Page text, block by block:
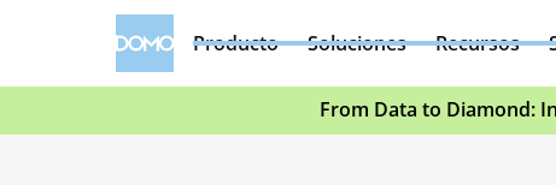
Producto Soluciones Recursos
From Data to Diamond: